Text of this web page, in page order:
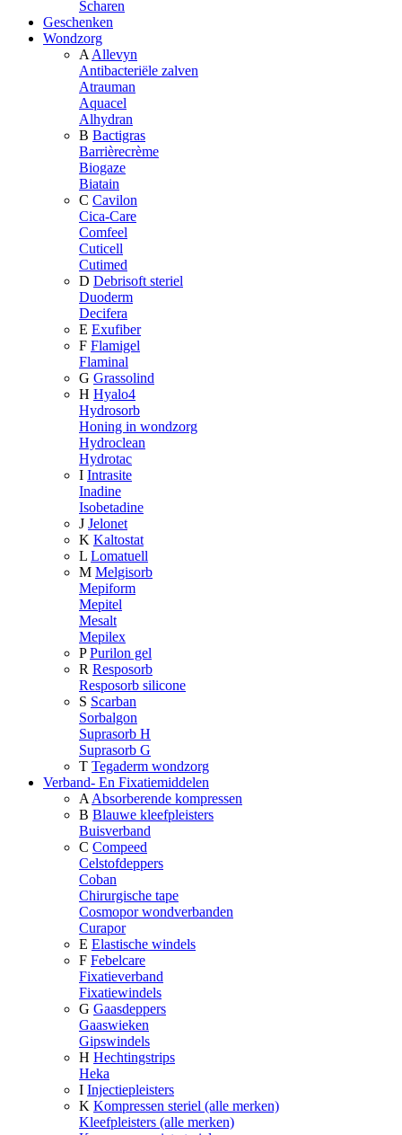
Scharen
Geschenken
Wondzorg
A Allevyn
Antibacteriële zalven
Atrauman
Aquacel
Alhydran
B Bactigras
Barrièrecrème
Biogaze
Biatain
C Cavilon
Cica-Care
Comfeel
Cuticell
Cutimed
D Debrisoft steriel
Duoderm
Decifera
E Exufiber
F Flamigel
Flaminal
G Grassolind
H Hyalo4
Hydrosorb
Honing in wondzorg
Hydroclean
Hydrotac
I Intrasite
Inadine
Isobetadine
J Jelonet
K Kaltostat
L Lomatuell
M Melgisorb
Mepiform
Mepitel
Mesalt
Mepilex
P Purilon gel
R Resposorb
Resposorb silicone
S Scarban
Sorbalgon
Suprasorb H
Suprasorb G
T Tegaderm wondzorg
Verband- En Fixatiemiddelen
A Absorberende kompressen
B Blauwe kleefpleisters
Buisverband
C Compeed
Celstofdeppers
Coban
Chirurgische tape
Cosmopor wondverbanden
Curapor
E Elastische windels
F Febelcare
Fixatieverband
Fixatiewindels
G Gaasdeppers
Gaaswieken
Gipswindels
H Hechtingstrips
Heka
I Injectiepleisters
K Kompressen steriel (alle merken)
Kleefpleisters (alle merken)